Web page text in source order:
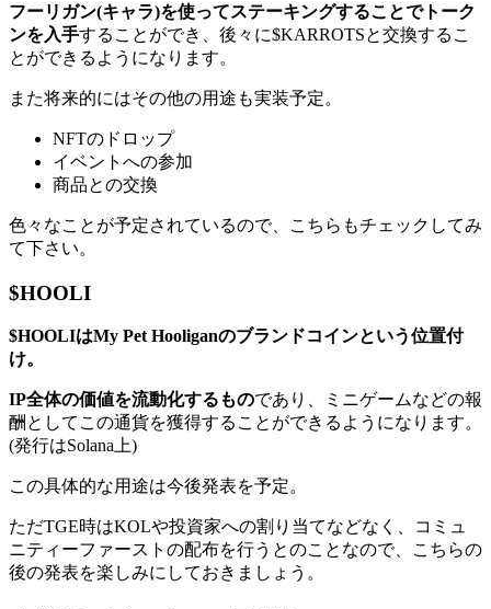
フーリガン(キャラ)を使ってステーキングすることでトーク
ンを入手することができ、後々に$KARROTSと交換するこ
とができるようになります。
また将来的にはその他の用途も実装予定。
NFTのドロップ
イベントへの参加
商品との交換
色々なことが予定されているので、こちらもチェックしてみ
て下さい。
$HOOLI
$HOOLIはMy Pet Hooliganのブランドコインという位置付
け。
IP全体の価値を流動化するものであり、ミニゲームなどの報
酬としてこの通貨を獲得することができるようになります。
(発行はSolana上)
この具体的な用途は今後発表を予定。
ただTGE時はKOLや投資家への割り当てなどなく、コミュ
ニティーファーストの配布を行うとのことなので、こちらの
後の発表を楽しみにしておきましょう。